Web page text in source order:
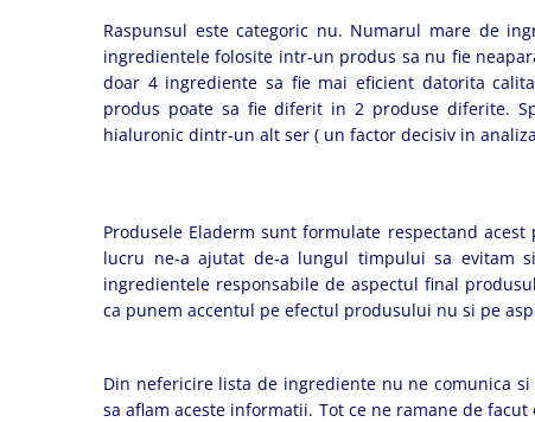
Raspunsul este categoric nu. Numarul mare de
ingredientele folosite intr-un produs sa nu fie
doar 4 ingrediente sa fie mai eficient datorita
produs poate sa fie diferit in 2 produse diferite.
hialuronic dintr-un alt ser ( un factor decisiv in
Produsele Eladerm sunt formulate respectand
lucru ne-a ajutat de-a lungul timpului sa evitam
ingredientele responsabile de aspectul final
ca punem accentul pe efectul produsului nu si pe
Din nefericire lista de ingrediente nu ne comunica
sa aflam aceste informatii. Tot ce ne ramane de